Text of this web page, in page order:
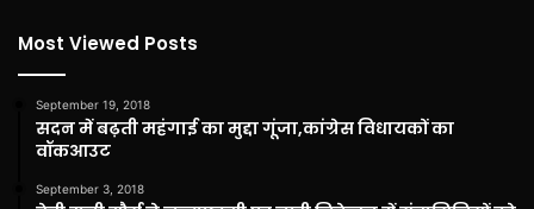
Most Viewed Posts
September 19, 2018
सदन में बढ़ती महंगाई का मुद्दा गूंजा,कांग्रेस विधायकों का
वॉकआउट
September 3, 2018